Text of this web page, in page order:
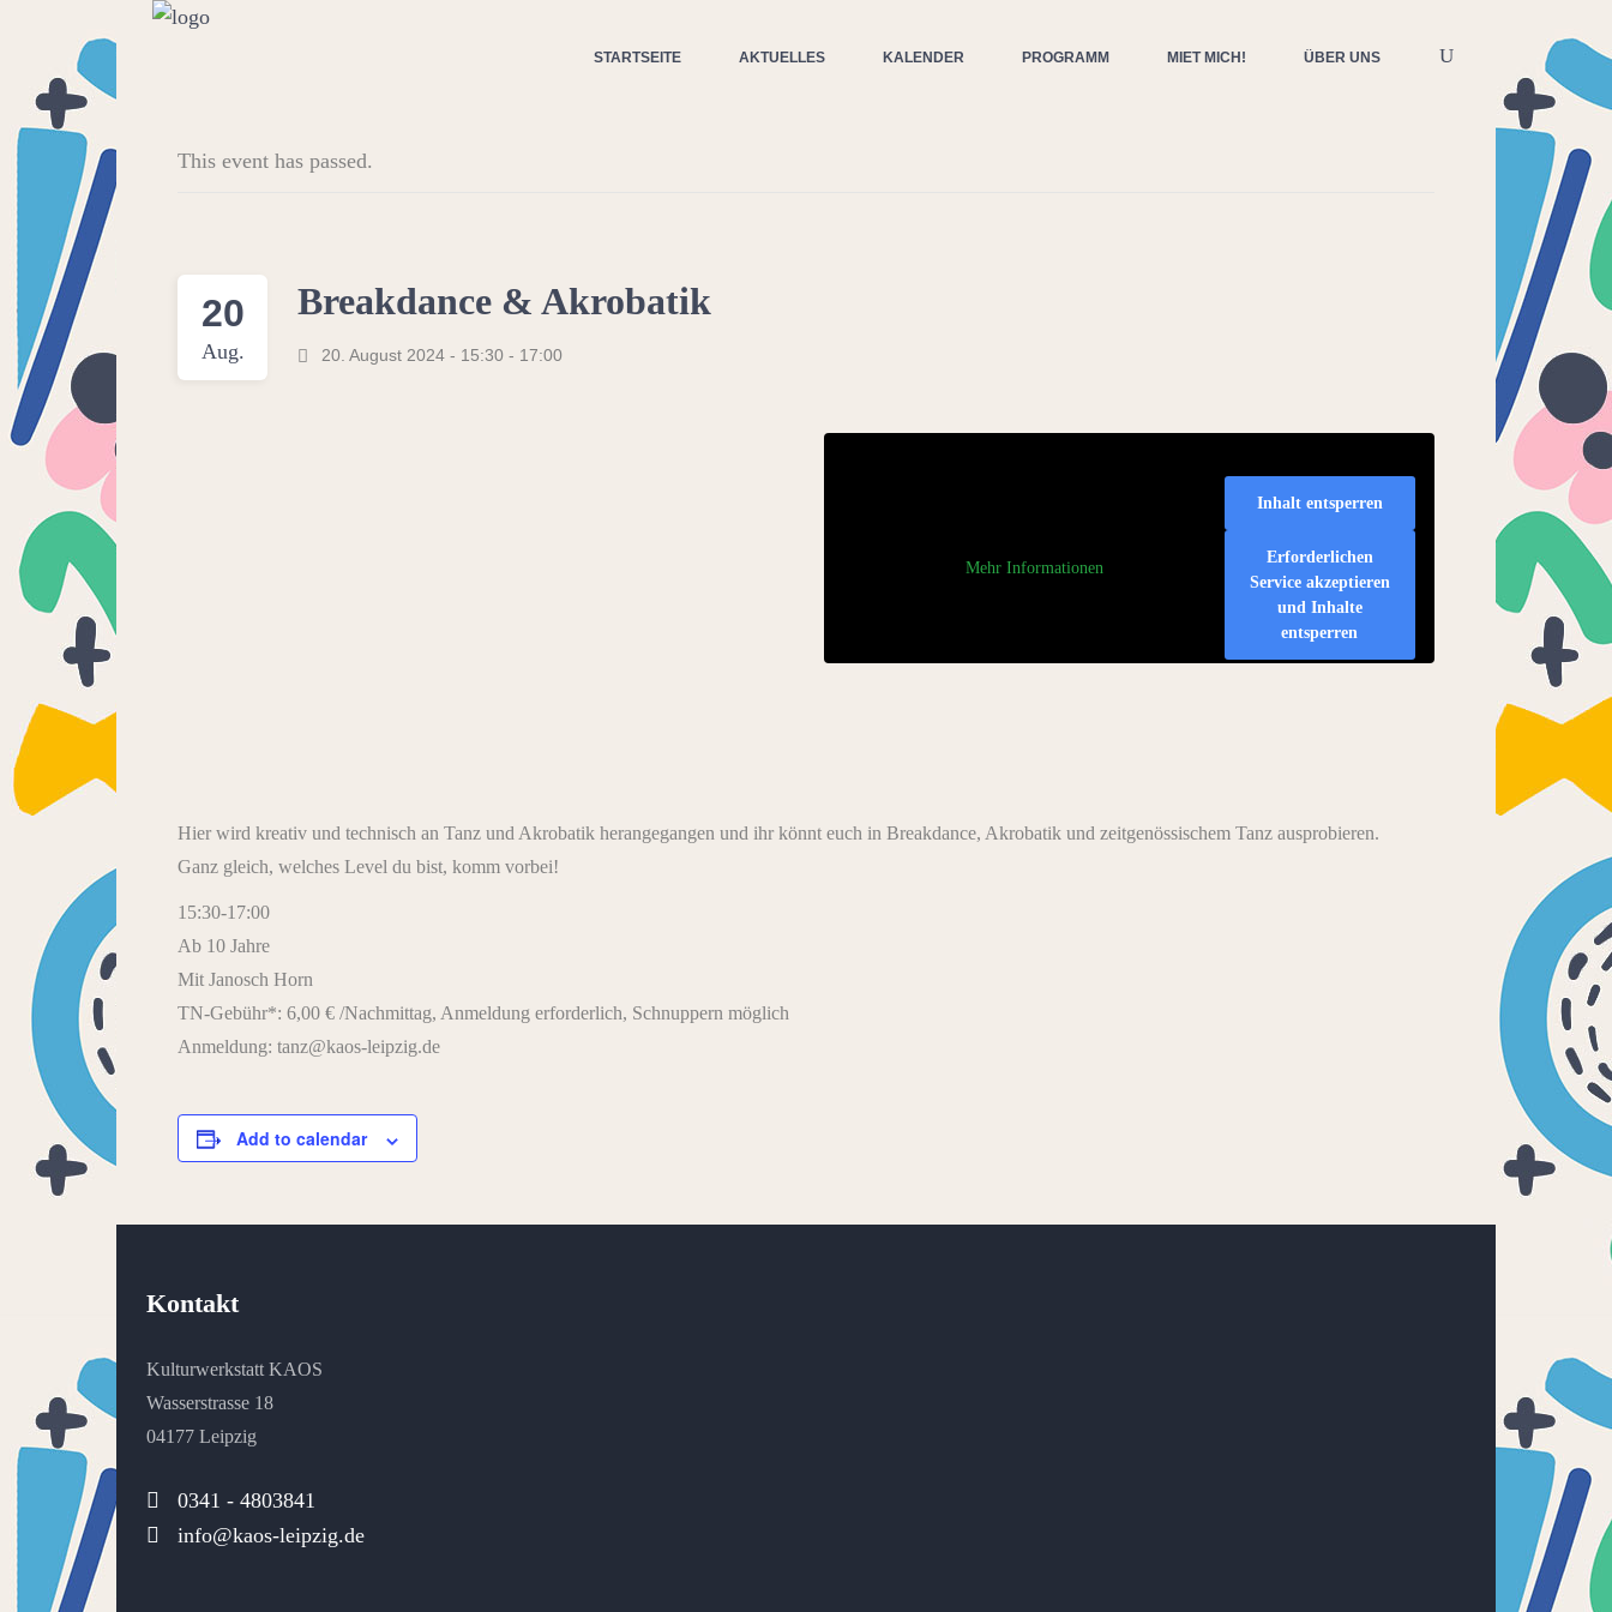
STARTSEITE AKTUELLES KALENDER PROGRAMM MIET MICH! ÜBER UNS
This event has passed.
20
Aug.
Breakdance & Akrobatik
20. August 2024 - 15:30 - 17:00
Mehr Informationen
Inhalt entsperren
Erforderlichen
Service akzeptieren
und Inhalte
entsperren
Hier wird kreativ und technisch an Tanz und Akrobatik herangegangen und ihr könnt euch in Breakdance, Akrobatik und zeitgenössischem Tanz ausprobieren.
Ganz gleich, welches Level du bist, komm vorbei!
15:30-17:00
Ab 10 Jahre
Mit Janosch Horn
TN-Gebühr*: 6,00 € /Nachmittag, Anmeldung erforderlich, Schnuppern möglich
Anmeldung: tanz@kaos-leipzig.de
Add to calendar
Kontakt
Kulturwerkstatt KAOS
Wasserstrasse 18
04177 Leipzig
0341 - 4803841
info@kaos-leipzig.de